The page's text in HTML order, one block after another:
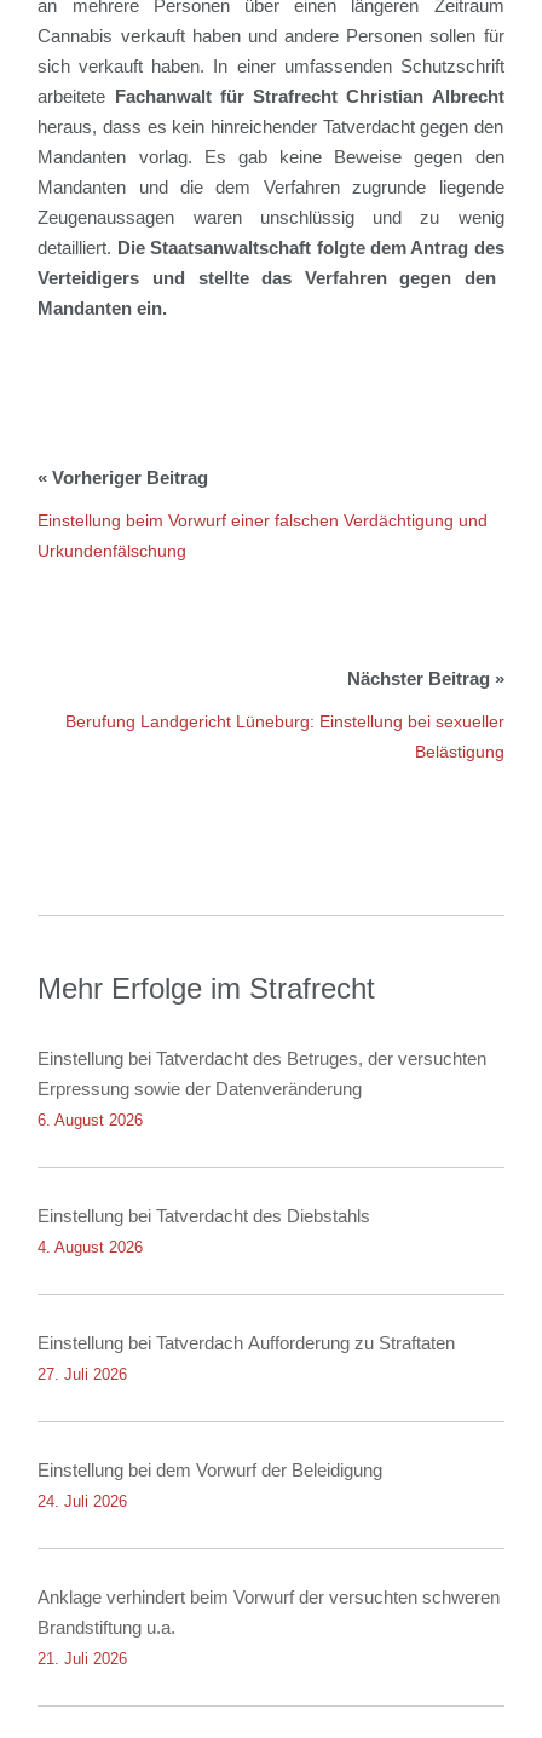
an mehrere Personen über einen längeren Zeitraum
Cannabis verkauft habenund andere Personen sollen für
sich verkauft haben. In einer umfassenden Schutzschrift
arbeitete Fachanwalt für StrafrechtChristian Albrecht
heraus, dass es kein hinreichender Tatverdacht gegen den
Mandanten vorlag. Es gab keine Beweise gegen den
Mandanten und die dem Verfahren zugrunde liegende
Zeugenaussagen waren unschlüssig und zu wenig
detailliert. Die Staatsanwaltschaft folgte dem Antrag des
Verteidigers und stellte das Verfahren gegen den
Mandanten ein.
Einstellung beim Vorwurf einer falschen Verdächtigung und
Urkundenfälschung
Berufung Landgericht Lüneburg: Einstellung bei sexueller
Belästigung
Mehr Erfolge im Strafrecht
Einstellung bei Tatverdacht des Betruges, der versuchten
Erpressung sowie der Datenveränderung
6. August 2026
Einstellung bei Tatverdacht des Diebstahls
4. August 2026
Einstellung bei Tatverdach Aufforderung zu Straftaten
27. Juli 2026
Einstellung bei dem Vorwurf der Beleidigung
24. Juli 2026
Anklage verhindert beim Vorwurf der versuchten schweren
Brandstiftung u.a.
21. Juli 2026